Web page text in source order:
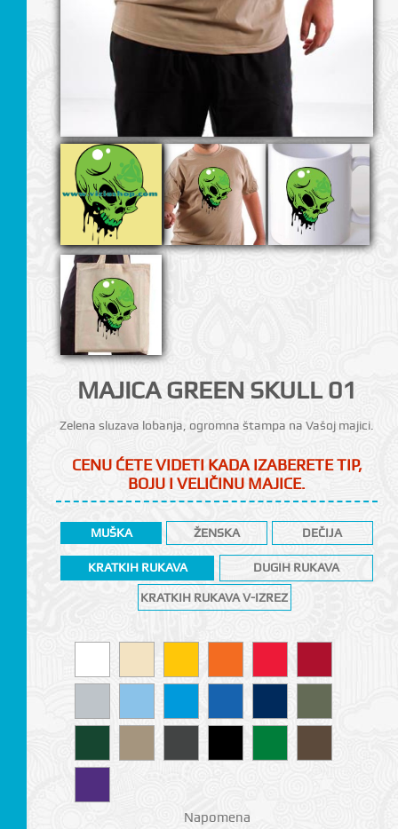
MAJICA GREEN SKULL 01
Zelena sluzava lobanja, ogromna štampa na Vašoj majici.
CENU ĆETE VIDETI KADA IZABERETE TIP,
BOJU I VELIČINU MAJICE.
MUŠKA ŽENSKA DEČIJA
KRATKIH RUKAVA DUGIH RUKAVA
KRATKIH RUKAVA V-IZREZ
Napomena